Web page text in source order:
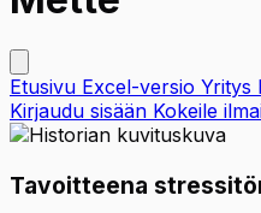
Etusivu Excel-versio Yritys
Kirjaudu sisään Kokeile
Tavoitteena